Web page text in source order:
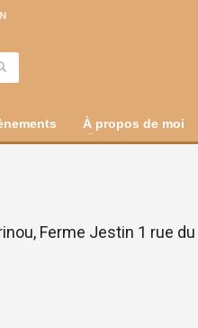
À propos de moi
Ferme Jestin 1 rue